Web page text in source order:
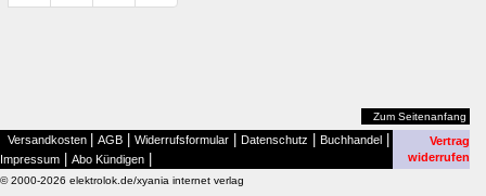
Zum Seitenanfang
Versandkosten AGB Widerrufsformular Datenschutz Buchhandel
Impressum Abo Kündigen
Vertrag
widerrufen
© 2000-2026 elektrolok.de/xyania internet verlag